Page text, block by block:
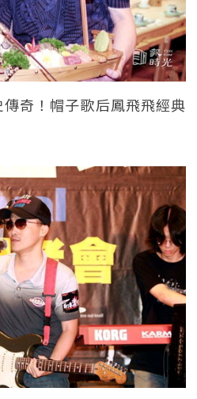
奇！帽子歌后鳳飛飛經典